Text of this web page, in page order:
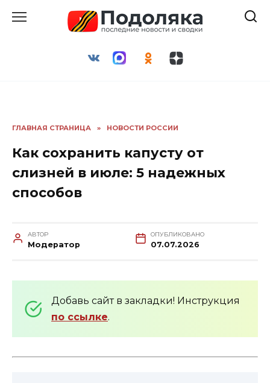
ГЛАВНАЯ СТРАНИЦА » НОВОСТИ РОССИИ
Как сохранить капусту от
слизней в июле: 5 надежных
способов
АВТОР
Модератор
ОПУБЛИКОВАНО
07.07.2026
Добавь сайт в закладки! Инструкция
по ссылке.